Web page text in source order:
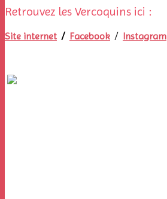
Retrouvez les Vercoquins ici :
Site internet / Facebook / Instagram